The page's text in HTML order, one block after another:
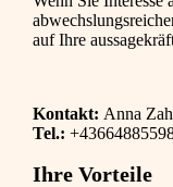
auf Ihre
Kontakt: Anna
Tel.:
Ihre Vorteile